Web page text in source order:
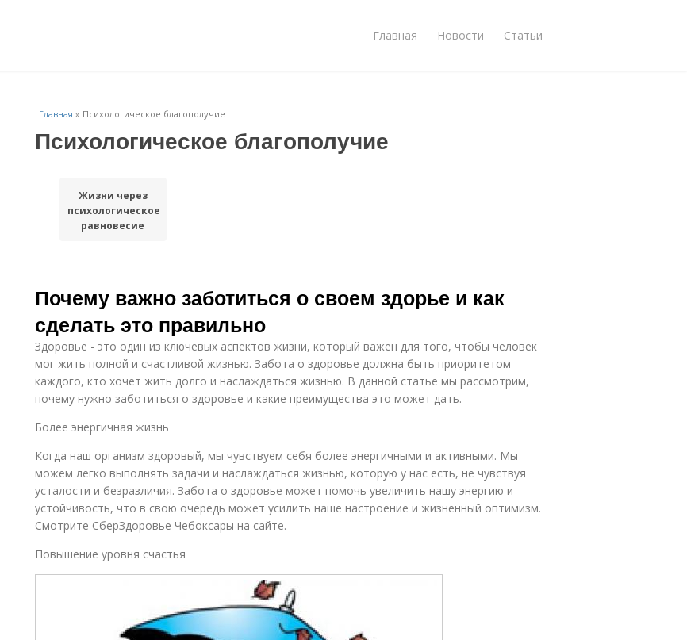
Главная Новости Статьи
Главная » Психологическое благополучие
Психологическое благополучие
Жизни через
психологическое
равновесие
Почему важно заботиться о своем здорье и как
сделать это правильно
Здоровье - это один из ключевых аспектов жизни, который важен для того, чтобы человек
мог жить полной и счастливой жизнью. Забота о здоровье должна быть приоритетом
каждого, кто хочет жить долго и наслаждаться жизнью. В данной статье мы рассмотрим,
почему нужно заботиться о здоровье и какие преимущества это может дать.
Более энергичная жизнь
Когда наш организм здоровый, мы чувствуем себя более энергичными и активными. Мы
можем легко выполнять задачи и наслаждаться жизнью, которую у нас есть, не чувствуя
усталости и безразличия. Забота о здоровье может помочь увеличить нашу энергию и
устойчивость, что в свою очередь может усилить наше настроение и жизненный оптимизм.
Смотрите СберЗдоровье Чебоксары на сайте.
Повышение уровня счастья